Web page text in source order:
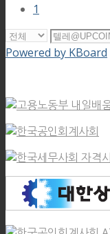
1
Powered by KBoard